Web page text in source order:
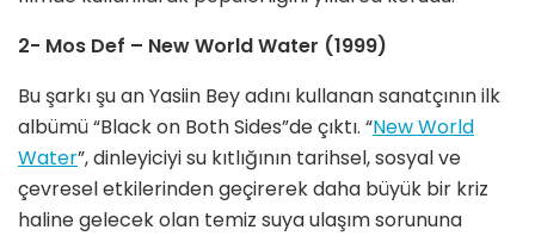
2- Mos Def – New World Water (1999)
Bu şarkı şu an Yasiin Bey adını kullanan sanatçının ilk
albümü “Black on Both Sides”de çıktı. “New World
Water”, dinleyiciyi su kıtlığının tarihsel, sosyal ve
çevresel etkilerinden geçirerek daha büyük bir kriz
haline gelecek olan temiz suya ulaşım sorununa